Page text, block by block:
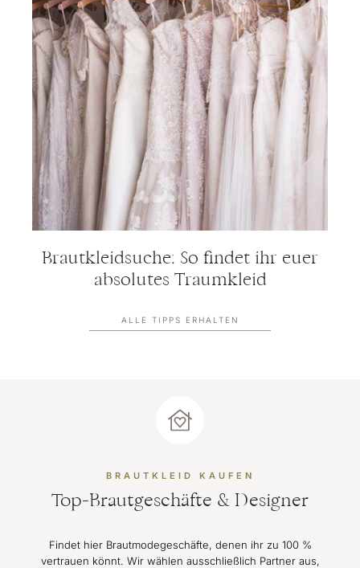
Brautkleidsuche: So findet ihr euer
absolutes Traumkleid
ALLE TIPPS ERHALTEN
BRAUTKLEID KAUFEN
Top-Brautgeschäfte & Designer
Findet hier Brautmodegeschäfte, denen ihr zu 100 %
vertrauen könnt. Wir wählen ausschließlich Partner aus,